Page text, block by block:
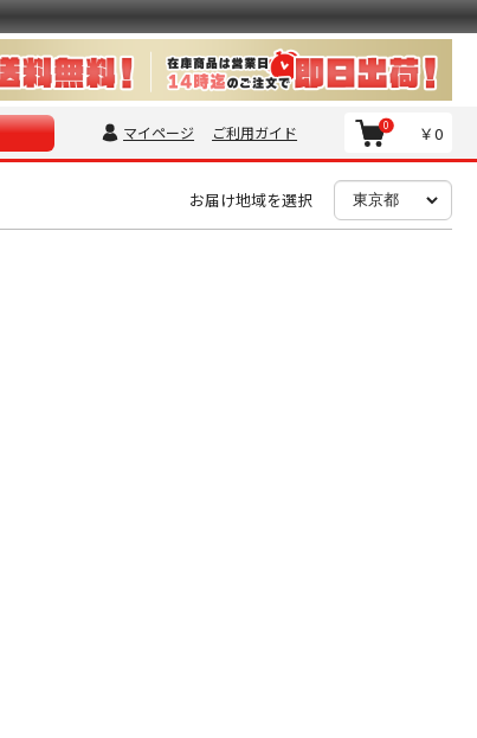
マイページ ご利用ガイド ￥0
0
お届け地域を選択